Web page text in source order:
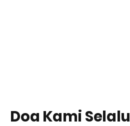
Doa Kami Selalu